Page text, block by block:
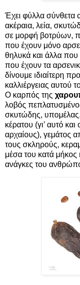
Έχει φύλλα σύνθετα
ακέραια, λεία,
σε μορφή βοτρύων,
που έχουν μόνο
θηλυκά και άλλα που
που έχουν τα
δίνουμε ιδιαίτερη
καλλιέργειας αυτού
Ο καρπός της
λοβός
σκυτώδης, υπομέλας,
κέρατου (γι’ αυτό
αρχαίους), γεμάτος
τους σκληρούς,
μέσα του κατά μήκος
ανάγκες του